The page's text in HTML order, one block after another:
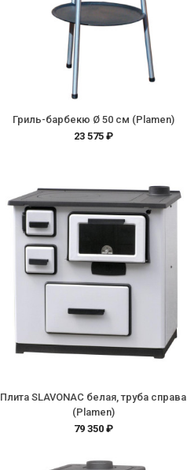
Гриль-барбекю Ø 50 см (Plamen)
23 575 ₽
Плита SLAVONAC белая, труба справа
(Plamen)
79 350 ₽